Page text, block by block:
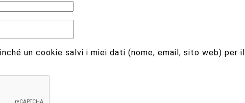
un cookie salvi i miei dati (nome, email, sito web) per il